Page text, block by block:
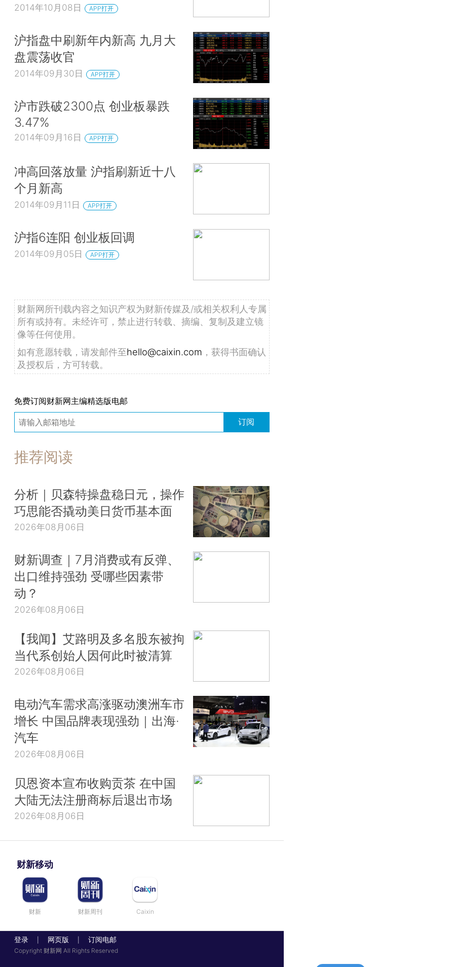
2014年10月08日 APP打开
沪指盘中刷新年内新高 九月大
盘震荡收官
2014年09月30日 APP打开
沪市跌破2300点 创业板暴跌
3.47%
2014年09月16日 APP打开
冲高回落放量 沪指刷新近十八
个月新高
2014年09月11日 APP打开
沪指6连阳 创业板回调
2014年09月05日 APP打开
财新网所刊载内容之知识产权为财新传媒及/或相关权利人专属
所有或持有。未经许可，禁止进行转载、摘编、复制及建立镜
像等任何使用。
如有意愿转载，请发邮件至hello@caixin.com ，获得书面确认
及授权后，方可转载。
免费订阅财新网主编精选版电邮
订阅
推荐阅读
分析｜贝森特操盘稳日元，操作
巧思能否撬动美日货币基本面
2026年08月06日
财新调查｜7月消费或有反弹、
出口维持强劲 受哪些因素带
动？
2026年08月06日
【我闻】艾路明及多名股东被拘
当代系创始人因何此时被清算
2026年08月06日
电动汽车需求高涨驱动澳洲车市
增长 中国品牌表现强劲｜出海·
汽车
2026年08月06日
贝恩资本宣布收购贡茶 在中国
大陆无法注册商标后退出市场
2026年08月06日
财新移动
财新 财新周刊 Caixin
登录 网页版 订阅电邮
Copyright 财新网 All Rights Reserved